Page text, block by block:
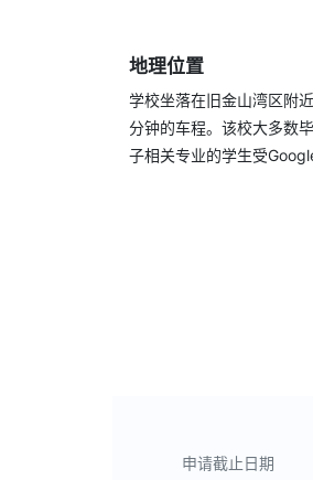
地理位置
学校坐落在旧金山湾区附
分钟的车程。该校大多数
子相关专业的学生受
申请截止日期